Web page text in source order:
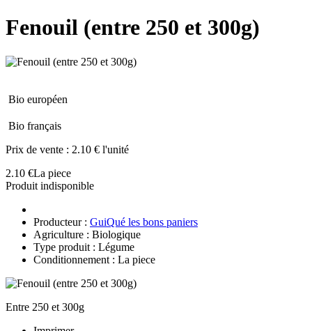
Fenouil (entre 250 et 300g)
Bio européen
Bio français
Prix de vente : 2.10 € l'unité
2.10 €La piece
Produit indisponible
Producteur : GuiQué les bons paniers
Agriculture : Biologique
Type produit : Légume
Conditionnement : La piece
Entre 250 et 300g